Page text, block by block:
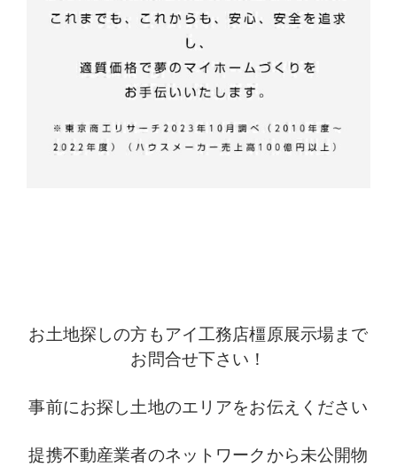
お土地探しの方もアイ工務店橿原展示場まで
お問合せ下さい！
事前にお探し土地のエリアをお伝えください
提携不動産業者のネットワークから未公開物